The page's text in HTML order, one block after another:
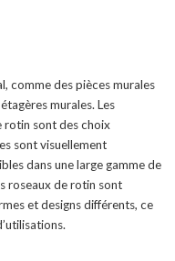
comme des pièces murales
murales. Les
rotin sont des choix
sont visuellement
dans une large gamme de
roseaux de rotin sont
et designs différents, ce